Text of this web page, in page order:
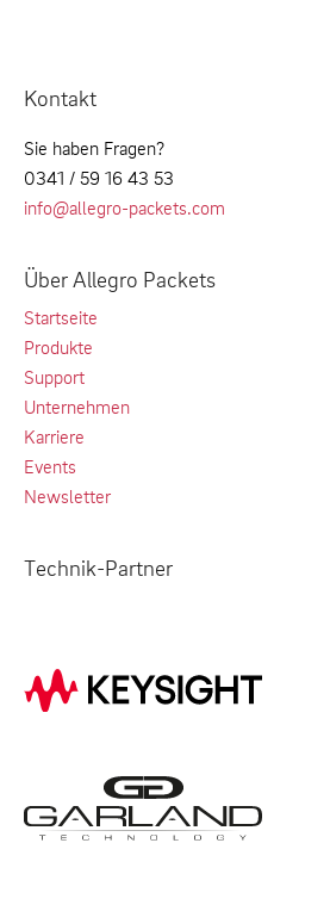
Kontakt
Sie haben Fragen?
0341 / 59 16 43 53
info@allegro-packets.com
Über Allegro Packets
Startseite
Produkte
Support
Unternehmen
Karriere
Events
Newsletter
Technik-Partner